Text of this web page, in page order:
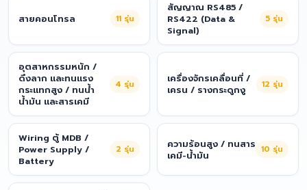
สายคอนโทรล 11 รุ่น
สัญญาณ RS485 /
RS422 (Data &
Signal)
5 รุ่น
อุตสาหกรรมหนัก /
ดึงลาก และทนแรง
กระแทกสูง / ทนน้ำ
น้ำมัน และสารเคมี
4 รุ่น
เครื่องจักรเคลื่อนที่ /
เครน / รางกระดูกงู
12 รุ่น
Wiring ตู้ MDB /
Power Supply /
Battery
2 รุ่น
ความร้อนสูง / ทนสาร
เคมี-น้ำมัน
10 รุ่น